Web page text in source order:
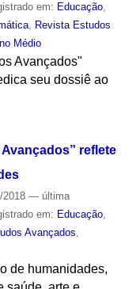
em: Educação,
, Revista Estudos
Médio
Avançados"
seu dossiê ao
reflete
— última
em: Educação,
Avançados
de humanidades,